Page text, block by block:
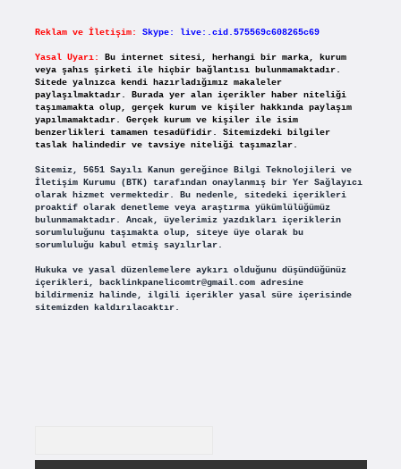
Reklam ve İletişim: Skype: live:.cid.575569c608265c69
Yasal Uyarı:
Bu internet sitesi, herhangi bir marka, kurum
veya şahıs şirketi ile hiçbir bağlantısı bulunmamaktadır.
Sitede yalnızca kendi hazırladığımız makaleler
paylaşılmaktadır. Burada yer alan içerikler haber niteliği
taşımamakta olup, gerçek kurum ve kişiler hakkında paylaşım
yapılmamaktadır. Gerçek kurum ve kişiler ile isim
benzerlikleri tamamen tesadüfidir. Sitemizdeki bilgiler
taslak halindedir ve tavsiye niteliği taşımazlar.
Sitemiz, 5651 Sayılı Kanun gereğince Bilgi Teknolojileri ve
İletişim Kurumu (BTK) tarafından onaylanmış bir Yer Sağlayıcı
olarak hizmet vermektedir. Bu nedenle, sitedeki içerikleri
proaktif olarak denetleme veya araştırma yükümlülüğümüz
bulunmamaktadır. Ancak, üyelerimiz yazdıkları içeriklerin
sorumluluğunu taşımakta olup, siteye üye olarak bu
sorumluluğu kabul etmiş sayılırlar.
Hukuka ve yasal düzenlemelere aykırı olduğunu düşündüğünüz
içerikleri, backlinkpanelicomtr@gmail.comadresine
bildirmeniz halinde, ilgili içerikler yasal süre içerisinde
sitemizden kaldırılacaktır.